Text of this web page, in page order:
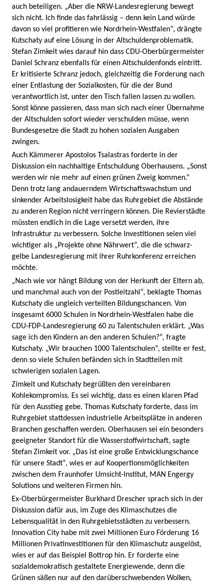
auch beteiligen. „Aber die NRW-Landesregierung bewegt
sich nicht. Ich finde das fahrlässig – denn kein Land würde
davon so viel profitieren wie Nordrhein-Westfalen“, drängte
Kutschaty auf eine Lösung in der Altschuldenproblematik.
Stefan Zimkeit wies darauf hin dass CDU-Oberbürgermeister
Daniel Schranz ebenfalls für einen Altschuldenfonds eintritt.
Er kritisierte Schranz jedoch, gleichzeitig die Forderung nach
einer Entlastung der Sozialkosten, für die der Bund
verantwortlich ist, unter den Tisch fallen lassen zu wollen.
Sonst könne passieren, dass man sich nach einer Übernahme
der Altschulden sofort wieder verschulden müsse, wenn
Bundesgesetze die Stadt zu hohen sozialen Ausgaben
zwingen.
Auch Kämmerer Apostolos Tsalastras forderte in der
Diskussion ein nachhaltige Entschuldung Oberhausens. „Sonst
werden wir nie mehr auf einen grünen Zweig kommen.“
Denn trotz lang andauerndem Wirtschaftswachstum und
sinkender Arbeitslosigkeit habe das Ruhrgebiet die Abstände
zu anderen Region nicht verringern können. Die Revierstädte
müssten endlich in die Lage versetzt werden, ihre
Infrastruktur zu verbessern. Solche Investitionen seien viel
wichtiger als „Projekte ohne Nährwert“, die die schwarz-
gelbe Landesregierung mit ihrer Ruhrkonferenz erreichen
möchte.
„Nach wie vor hängt Bildung von der Herkunft der Eltern ab,
und manchmal auch von der Postleitzahl“, beklagte Thomas
Kutschaty die ungleich verteilten Bildungschancen. Von
insgesamt 6000 Schulen in Nordrhein-Westfalen habe die
CDU-FDP-Landesregierung 60 zu Talentschulen erklärt. „Was
sage ich den Kindern an den anderen Schulen?“, fragte
Kutschaty. „Wir brauchen 1000 Talentschulen“, stellte er fest,
denn so viele Schulen befänden sich in Stadtteilen mit
schwierigen sozialen Lagen.
Zimkeit und Kutschaty begrüßten den vereinbaren
Kohlekompromiss. Es sei wichtig, dass es einen klaren Pfad
für den Ausstieg gebe. Thomas Kutschaty forderte, dass im
Ruhrgebiet stattdessen industrielle Arbeitsplätze in anderen
Branchen geschaffen werden. Oberhausen sei ein besonders
geeigneter Standort für die Wasserstoffwirtschaft, sagte
Stefan Zimkeit vor. „Das ist eine große Entwicklungschance
für unsere Stadt“, wies er auf Koopertionsmöglichkeiten
zwischen dem Fraunhofer Umsicht-Institut, MAN Engergy
Solutions und weiteren Firmen hin.
Ex-Oberbürgermeister Burkhard Drescher sprach sich in der
Diskussion dafür aus, im Zuge des Klimaschutzes die
Lebensqualität in den Ruhrgebietsstädten zu verbessern.
Innovation City habe mit zwei Millionen Euro Förderung 16
Millionen Privatinvestitionen für den Klimaschutz ausgelöst,
wies er auf das Beispiel Bottrop hin. Er forderte eine
sozialdemokratisch gestaltete Energiewende, denn die
Grünen säßen nur auf den darüberschwebenden Wolken,